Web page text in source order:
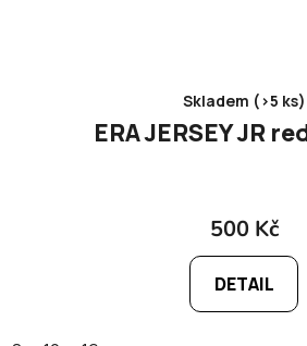
Skladem (>5 ks)
ERA JERSEY JR
500 Kč
DETAIL